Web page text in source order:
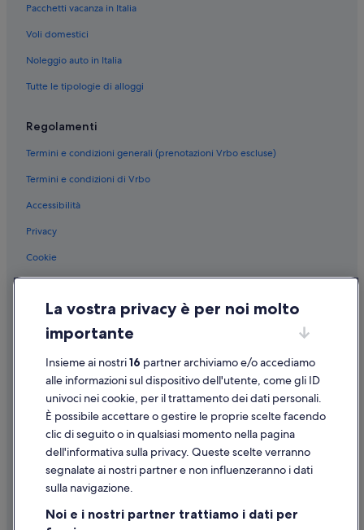
Bergeggi: Parchi vacanze
Torre del Mare: Affittacamere
Torre del Mare: Campeggi
Torre del Mare: Cottage
Torre del Mare: Ville
Torre del Mare: B&B
Spotorno: Case rurali
Spotorno: Resort
Spotorno: Agriturismi
Spotorno: Appartamenti
Spotorno: Affittacamere
Spotorno: Complessi di appartamenti
Spotorno: Aparthotel
Spotorno: Guest house
Isola di Bergeggi: hotel nelle vicinanze
Torre del Mare: hotel
Spotorno: hotel
Bergeggi: hotel
Torre del Mare: Hotel con piscina
Pacchetti vacanza in Italia
Voli domestici
Noleggio auto in Italia
Tutte le tipologie di alloggi
Regolamenti
Termini e condizioni generali (prenotazioni Vrbo escluse)
Termini e condizioni di Vrbo
Accessibilità
Privacy
Cookie
Informazioni legali/Contatti
Linee guida sui contenuti e segnalazione dei contenuti
Supporto
Assistenza clienti
Contattaci
Come cancellare un volo
Come modificare la prenotazione di un hotel o una casa vacanze
La vostra privacy è per noi molto
importante
Insieme ai nostri16 partner archiviamo e/o accediamo
alle informazioni sul dispositivo dell'utente, come gli ID
univoci nei cookie, per il trattamento dei dati personali.
È possibile accettare o gestire le proprie scelte facendo
clic di seguito o in qualsiasi momento nella pagina
dell'informativa sulla privacy. Queste scelte verranno
segnalate ai nostri partner e non influenzeranno i dati
sulla navigazione.
Noi e i nostri partner trattiamo i dati per